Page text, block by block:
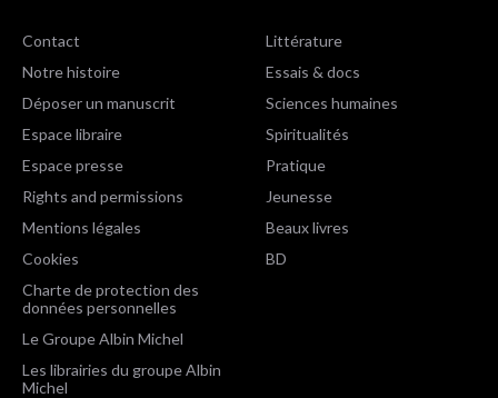
Contact
Notre histoire
Déposer un manuscrit
Espace libraire
Espace presse
Rights and permissions
Mentions légales
Cookies
Charte de protection des
données personnelles
Le Groupe Albin Michel
Les librairies du groupe Albin
Michel
Littérature
Essais & docs
Sciences humaines
Spiritualités
Pratique
Jeunesse
Beaux livres
BD